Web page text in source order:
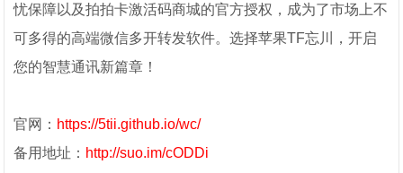
忧保障以及拍拍卡激活码商城的官方授权，成为了市场上不
可多得的高端微信多开转发软件。选择苹果TF忘川，开启
您的智慧通讯新篇章！
官网： https://5tii.github.io/wc/
备用地址： http://suo.im/cODDi